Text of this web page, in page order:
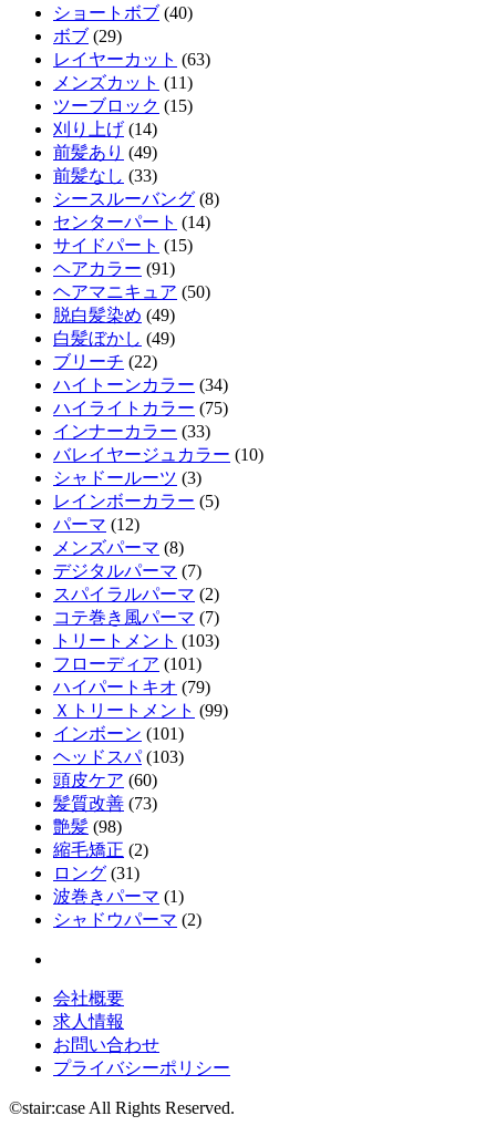
ショートボブ (40)
ボブ (29)
レイヤーカット (63)
メンズカット (11)
ツーブロック (15)
刈り上げ (14)
前髪あり (49)
前髪なし (33)
シースルーバング (8)
センターパート (14)
サイドパート (15)
ヘアカラー (91)
ヘアマニキュア (50)
脱白髪染め (49)
白髪ぼかし (49)
ブリーチ (22)
ハイトーンカラー (34)
ハイライトカラー (75)
インナーカラー (33)
バレイヤージュカラー (10)
シャドールーツ (3)
レインボーカラー (5)
パーマ (12)
メンズパーマ (8)
デジタルパーマ (7)
スパイラルパーマ (2)
コテ巻き風パーマ (7)
トリートメント (103)
フローディア (101)
ハイパートキオ (79)
Ｘトリートメント (99)
インボーン (101)
ヘッドスパ(103)
頭皮ケア (60)
髪質改善 (73)
艶髪 (98)
縮毛矯正 (2)
ロング (31)
波巻きパーマ (1)
シャドウパーマ (2)
会社概要
求人情報
お問い合わせ
プライバシーポリシー
©stair:case All Rights Reserved.